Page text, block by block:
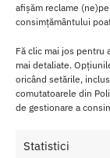
afișăm reclame
consimțământului
Fă clic mai jos pentru
mai detaliate.
oricând setările,
comutatoarele din
de gestionare a
Statistici
intr-o pozitie care
Catusele sunt
preveni ranirea
Dar avantajele nu
contribuie la